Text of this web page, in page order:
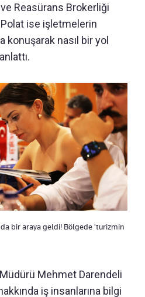
Reasürans Brokerliği
ise işletmelerin
konuşarak nasıl bir yol
bir araya geldi! Bölgede 'turizmin
Mehmet Darendeli
iş insanlarına bilgi